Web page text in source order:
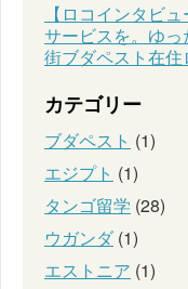
【ロコインタビ
サービスを。ゆ
街ブダペスト在
カテゴリー
ブダペスト (1)
エジプト (1)
タンゴ留学 (28)
ウガンダ(1)
エストニア (1)